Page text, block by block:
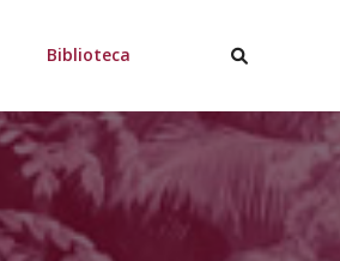
Biblioteca